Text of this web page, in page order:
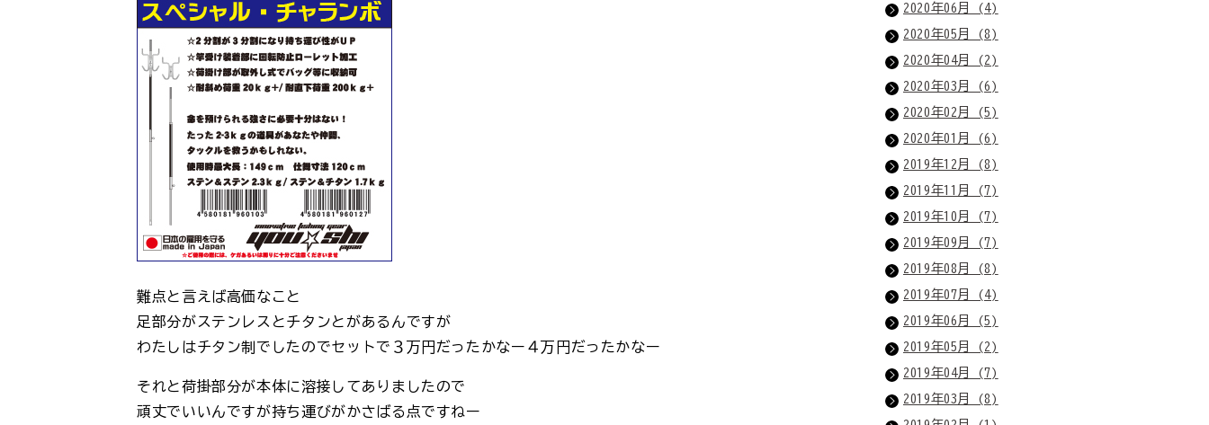
難点と言えば高価なこと
足部分がステンレスとチタンとがあるんですが
わたしはチタン制でしたのでセットで３万円だったかなー４万円だったかなー
それと荷掛部分が本体に溶接してありましたので
頑丈でいいんですが持ち運びがかさばる点ですねー
2020年06月 (4)
2020年05月 (8)
2020年04月 (2)
2020年03月 (6)
2020年02月 (5)
2020年01月 (6)
2019年12月 (8)
2019年11月 (7)
2019年10月 (7)
2019年09月 (7)
2019年08月 (8)
2019年07月 (4)
2019年06月 (5)
2019年05月 (2)
2019年04月 (7)
2019年03月 (8)